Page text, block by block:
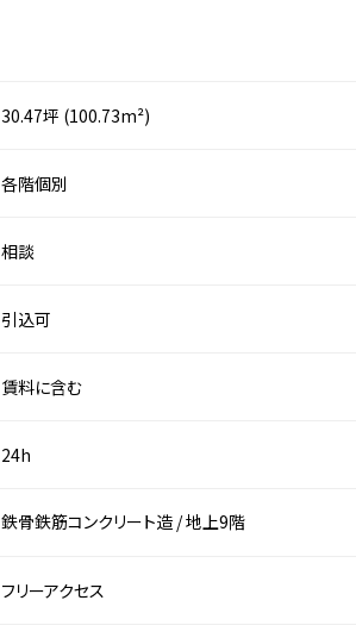
30.47坪 (100.73m²)
各階個別
相談
引込可
賃料に含む
24h
鉄骨鉄筋コンクリート造 /地上9階
フリーアクセス